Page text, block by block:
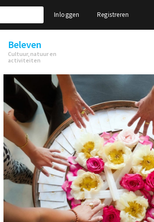
Inloggen Registreren
Beleven
Cultuur, natuur en
activiteiten